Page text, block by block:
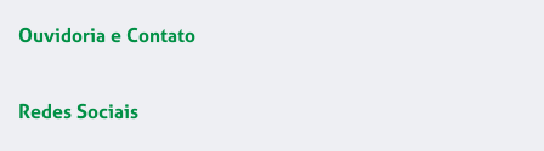
Ouvidoria e Contato
Redes Sociais